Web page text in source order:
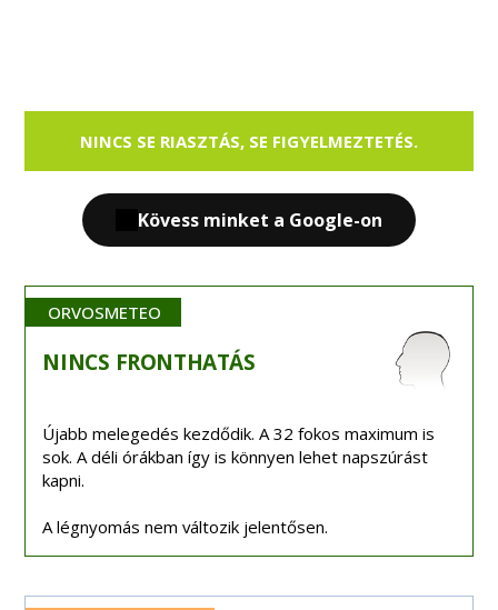
NINCS SE RIASZTÁS, SE FIGYELMEZTETÉS.
Kövess minket a Google-on
ORVOSMETEO
NINCS FRONTHATÁS
Újabb melegedés kezdődik. A 32 fokos maximum is
sok. A déli órákban így is könnyen lehet napszúrást
kapni.
A légnyomás nem változik jelentősen.